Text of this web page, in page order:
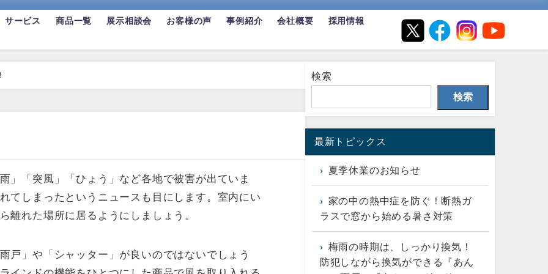
サービス 商品一覧 展示相談会 お客様の声 事例紹介 会社概要 採用情報
」「突風」「ひょう」など各地で被害が出ていま
てしまったというニュースも目にします。室内にい
離れた場所に居るようにしましょう。
戸」や「シャッター」が良いのではないでしょう
検索
検索
最新トピックス
夏季休業のお知らせ
家の中の熱中症を防ぐ！断熱ガ
ラスで窓から始める暑さ対策
梅雨の時期は、しっかり換気！
防犯しながら換気ができる『あん